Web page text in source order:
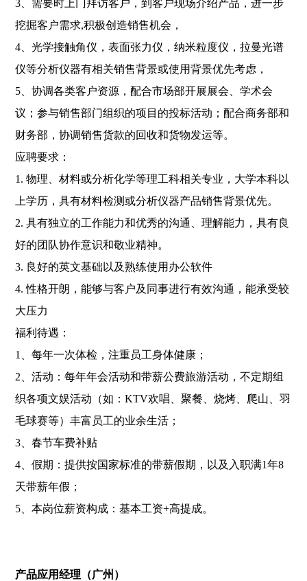
3、需要时上门拜访客户，到客户现场介绍产品，进一步
挖掘客户需求,积极创造销售机会，
4、光学接触角仪，表面张力仪，纳米粒度仪，拉曼光谱
仪等分析仪器有相关销售背景或使用背景优先考虑，
5、协调各类客户资源，配合市场部开展展会、学术会
议；参与销售部门组织的项目的投标活动；配合商务部和
财务部，协调销售货款的回收和货物发运等。
应聘要求：
1. 物理、材料或分析化学等理工科相关专业，大学本科以
上学历，具有材料检测或分析仪器产品销售背景优先。
2. 具有独立的工作能力和优秀的沟通、理解能力，具有良
好的团队协作意识和敬业精神。
3. 良好的英文基础以及熟练使用办公软件
4. 性格开朗，能够与客户及同事进行有效沟通，能承受较
大压力
福利待遇：
1、每年一次体检，注重员工身体健康；
2、活动：每年年会活动和带薪公费旅游活动，不定期组
织各项文娱活动（如：KTV欢唱、聚餐、烧烤、爬山、羽
毛球赛等）丰富员工的业余生活；
3、春节车费补贴
4、假期：提供按国家标准的带薪假期，以及入职满1年8
天带薪年假；
5、本岗位薪资构成：基本工资+高提成。
产品应用经理（广州）